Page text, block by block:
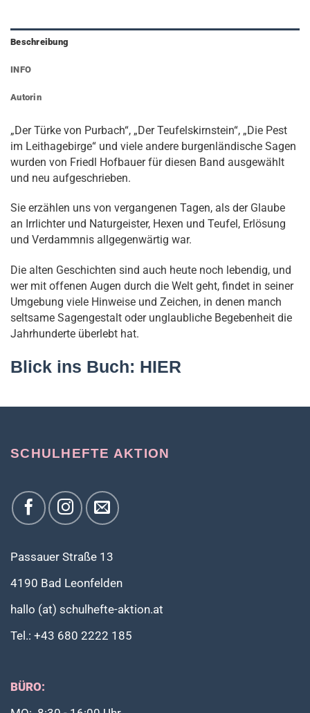
Beschreibung
INFO
Autorin
„Der Türke von Purbach“, „Der Teufelskirnstein“, „Die Pest
im Leithagebirge“ und viele andere burgenländische Sagen
wurden von Friedl Hofbauer für diesen Band ausgewählt
und neu aufgeschrieben.
Sie erzählen uns von vergangenen Tagen, als der Glaube
an Irrlichter und Naturgeister, Hexen und Teufel, Erlösung
und Verdammnis allgegenwärtig war.
Die alten Geschichten sind auch heute noch lebendig, und
wer mit offenen Augen durch die Welt geht, findet in seiner
Umgebung viele Hinweise und Zeichen, in denen manch
seltsame Sagengestalt oder unglaubliche Begebenheit die
Jahrhunderte überlebt hat.
Blick ins Buch: HIER
SCHULHEFTE AKTION
Passauer Straße 13
4190 Bad Leonfelden
hallo (at) schulhefte-aktion.at
Tel.: +43 680 2222 185
BÜRO: